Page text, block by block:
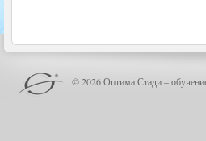
© 2026 Оптима Стади –